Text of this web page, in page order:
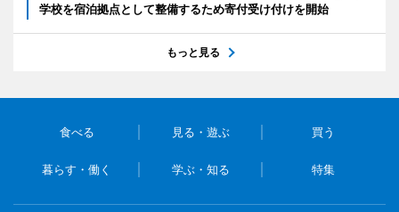
学校を宿泊拠点として整備するため寄付受け付けを開始
もっと見る
食べる 見る・遊ぶ 買う
暮らす・働く 学ぶ・知る 特集